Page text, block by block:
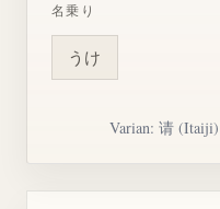
名乗り
うけ
Varian: 请 (Itaiji)